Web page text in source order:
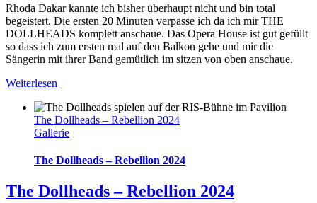
Rhoda Dakar kannte ich bisher überhaupt nicht und bin total
begeistert. Die ersten 20 Minuten verpasse ich da ich mir THE
DOLLHEADS komplett anschaue. Das Opera House ist gut gefüllt
so dass ich zum ersten mal auf den Balkon gehe und mir die
Sängerin mit ihrer Band gemütlich im sitzen von oben anschaue.
Weiterlesen
The Dollheads – Rebellion 2024
Gallerie
The Dollheads – Rebellion 2024
The Dollheads – Rebellion 2024